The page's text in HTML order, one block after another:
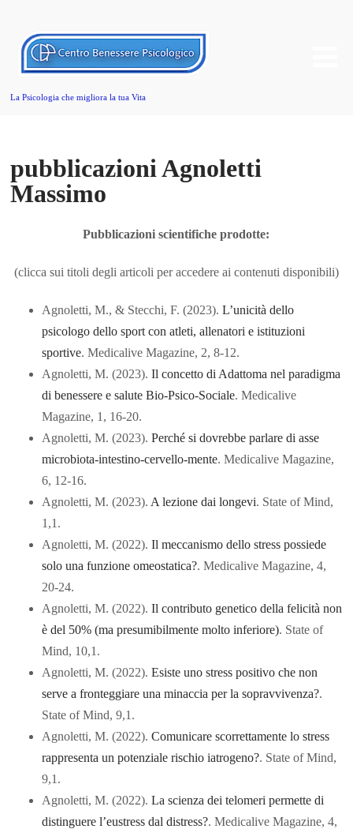
La Psicologia che migliora la tua Vita
pubblicazioni Agnoletti
Massimo
Pubblicazioni scientifiche prodotte:
(clicca sui titoli degli articoli per accedere ai contenuti disponibili)
Agnoletti, M., & Stecchi, F. (2023).L’unicità dello
psicologo dello sport con atleti, allenatori e istituzioni
sportive. Medicalive Magazine, 2, 8-12.
Agnoletti, M. (2023).Il concetto di Adattoma nel paradigma
di benessere e salute Bio-Psico-Sociale. Medicalive
Magazine, 1, 16-20.
Agnoletti, M. (2023).Perché si dovrebbe parlare di asse
microbiota-intestino-cervello-mente. Medicalive Magazine,
6, 12-16.
Agnoletti, M. (2023). A lezione dai longevi. State of Mind,
1,1.
Agnoletti, M. (2022).Il meccanismo dello stress possiede
solo una funzione omeostatica?. Medicalive Magazine, 4,
20-24.
Agnoletti, M. (2022).Il contributo genetico della felicità non
è del 50% (ma presumibilmente molto inferiore). State of
Mind, 10,1.
Agnoletti, M. (2022).Esiste uno stress positivo che non
serve a fronteggiare una minaccia per la sopravvivenza?.
State of Mind, 9,1.
Agnoletti, M. (2022).Comunicare scorrettamente lo stress
rappresenta un potenziale rischio iatrogeno?. State of Mind,
9,1.
Agnoletti, M. (2022).La scienza dei telomeri permette di
distinguere l’eustress dal distress?. Medicalive Magazine, 4,